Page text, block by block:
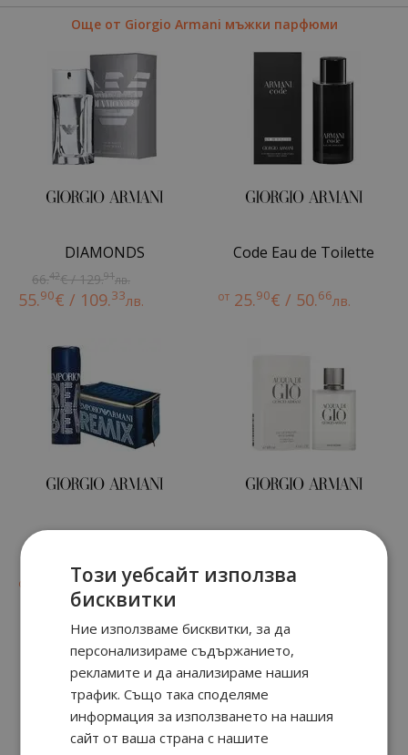
Още от Giorgio Armani мъжки парфюми
DIAMONDS
66.42€ / 129.91лв.
55.90€ / 109.33лв.
Code Eau de Toilette
от 25.90€ / 50.66лв.
от € / 65. 89 лв. от 24.90€ / 48.
Този уебсайт използва
бисквитки
Ние използваме бисквитки, за да
персонализираме съдържанието,
рекламите и да анализираме нашия
трафик. Също така споделяме
информация за използването на нашия
сайт от ваша страна с нашите